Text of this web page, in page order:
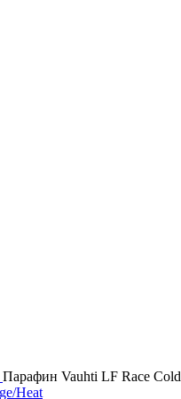
Парафин Vauhti LF Race Cold